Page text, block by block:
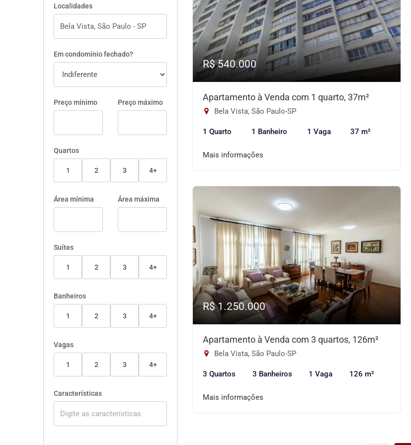
Localidades
Em condomínio fechado?
Preço mínimo Preço máximo
Quartos
1 2 3 4+
Área mínima Área máxima
Suítes
1 2 3 4+
Banheiros
1 2 3 4+
Vagas
1 2 3 4+
Características
R$ 540.000
Apartamento à Venda com 1 quarto, 37m²
Bela Vista, São Paulo-SP
1 Quarto 1 Banheiro 1 Vaga 37 m²
Mais informações
R$ 1.250.000
Apartamento à Venda com 3 quartos, 126m²
Bela Vista, São Paulo-SP
3 Quartos 3 Banheiros 1 Vaga 126 m²
Mais informações